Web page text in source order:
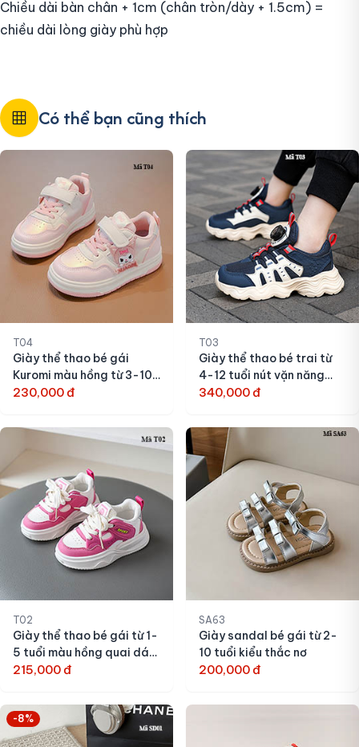
Chiều dài bàn chân + 1cm (chân tròn/dày + 1.5cm) =
chiều dài lòng giày phù hợp
Có thể bạn cũng thích
T04
Giày thể thao bé gái
Kuromi màu hồng từ 3-10
tuổi
230,000 đ
T03
Giày thể thao bé trai từ
4-12 tuổi nút vặn năng
động
340,000 đ
T02
Giày thể thao bé gái từ 1-
5 tuổi màu hồng quai dán
T02
215,000 đ
SA63
Giày sandal bé gái từ 2-
10 tuổi kiểu thắc nơ
200,000 đ
-8%